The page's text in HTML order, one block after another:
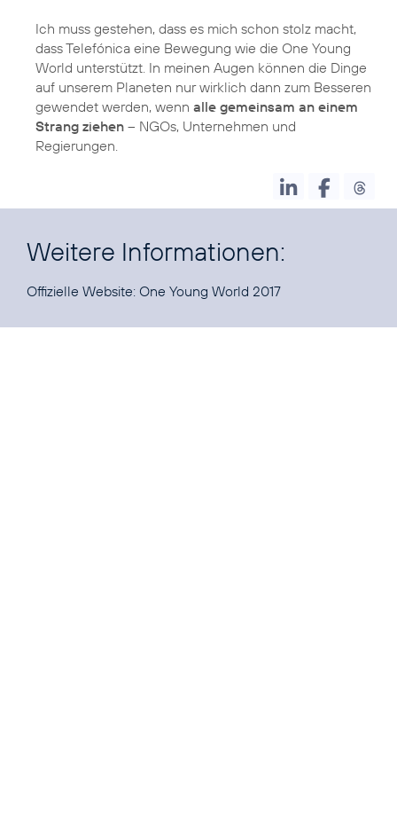
Ich muss gestehen, dass es mich schon stolz macht,
dass Telefónica eine Bewegung wie die One Young
World unterstützt. In meinen Augen können die Dinge
auf unserem Planeten nur wirklich dann zum Besseren
gewendet werden, wenn alle gemeinsam an einem
Strang ziehen – NGOs, Unternehmen und
Regierungen.
Weitere Informationen:
Offizielle Website: One Young World 2017